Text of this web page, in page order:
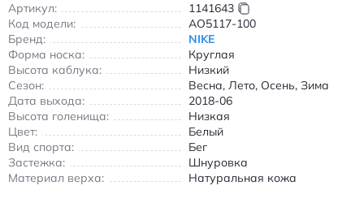
любого сезона. Прочная резиновая подошва гарантирует
надежное сцепление с поверхностью, а шнуровка
обеспечивает плотную посадку. Идеальный выбор для тех,
кто ценит качество и стиль в повседневной обуви. Найк Эйр
Макс Плюс кроссовки беговые белые из кожи
Артикул:
1141643
Код модели:
AO5117-100
Бренд:
NIKE
Форма носка:
Круглая
Высота каблука:
Низкий
Сезон:
Весна, Лето, Осень, Зима
Дата выхода:
2018-06
Высота голенища:
Низкая
Цвет:
Белый
Вид спорта:
Бег
Застежка:
Шнуровка
Материал верха:
Натуральная кожа